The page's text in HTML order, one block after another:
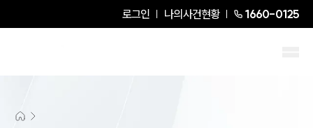
로그인 나의사건현황 1660-0125